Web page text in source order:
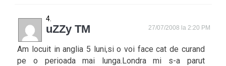
uZZy TM 27/07/2008 la 2:20 PM
Am locuit in anglia 5 luni,si o voi face cat de curand
pe o perioada mai lunga.Londra mi s-a parut